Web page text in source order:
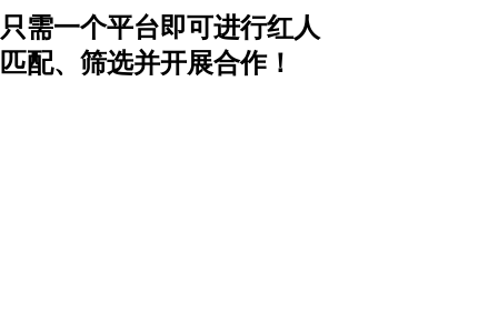
只需一个平台即可进行红人
匹配、筛选并开展合作！